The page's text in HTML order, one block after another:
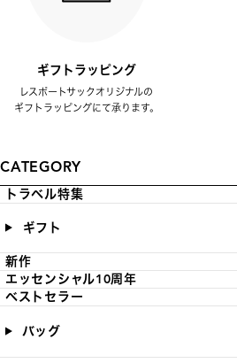
ギフトラッピング
レスポートサックオリジナルの
ギフトラッピングにて承ります。
CATEGORY
トラベル特集
ギフト
新作
エッセンシャル10周年
ベストセラー
バッグ